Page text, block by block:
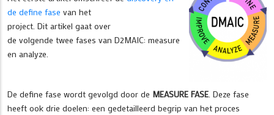
de define fase van het
project. Dit artikel gaat over
de volgende twee fases van D2MAIC: measure
en analyze.
De define fase wordt gevolgd door de MEASURE FASE . Deze fase
heeft ook drie doelen: een gedetailleerd begrip van het proces